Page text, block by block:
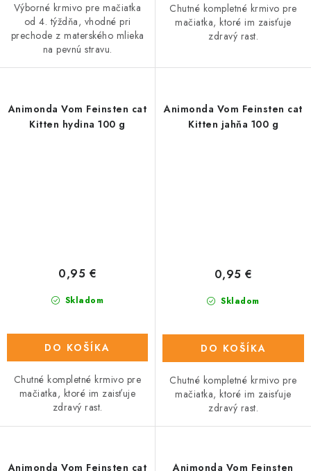
Výborné krmivo pre mačiatka
od 4. týždňa, vhodné pri
prechode z materského mlieka
na pevnú stravu.
Chutné kompletné krmivo pre
mačiatka, ktoré im zaisťuje
zdravý rast.
Animonda Vom Feinsten cat
Kitten hydina 100 g
Skladom
0,95 €
DO KOŠÍKA
Chutné kompletné krmivo pre
mačiatka, ktoré im zaisťuje
zdravý rast.
Animonda Vom Feinsten cat
Kitten jahňa 100 g
Skladom
0,95 €
DO KOŠÍKA
Chutné kompletné krmivo pre
mačiatka, ktoré im zaisťuje
zdravý rast.
Animonda Vom Feinsten cat Animonda Vom Feinsten